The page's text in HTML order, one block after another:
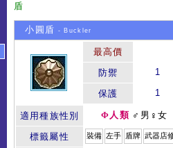
盾
小圓盾 - Buckler
最高價
防禦
1
保護 1
適用種族性別 Φ人類 ♂男♀女
標籤屬性 裝備 左手 盾牌 武器店